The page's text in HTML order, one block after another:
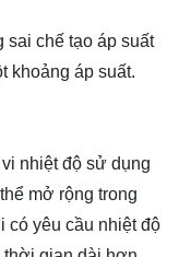
chế tạo áp suất
khoảng áp suất.
nhiệt độ sử dụng
mở rộng trong
có yêu cầu nhiệt độ